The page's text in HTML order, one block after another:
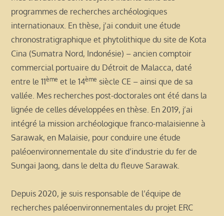
programmes de recherches archéologiques
internationaux. En thèse, j’ai conduit une étude
chronostratigraphique et phytolithique du site de Kota
Cina (Sumatra Nord, Indonésie) – ancien comptoir
commercial portuaire du Détroit de Malacca, daté
entre le 11ème et le 14ème siècle CE – ainsi que de sa
vallée. Mes recherches post-doctorales ont été dans la
lignée de celles développées en thèse. En 2019, j’ai
intégré la mission archéologique franco-malaisienne à
Sarawak, en Malaisie, pour conduire une étude
paléoenvironnementale du site d’industrie du fer de
Sungai Jaong, dans le delta du fleuve Sarawak.
Depuis 2020, je suis responsable de l’équipe de
recherches paléoenvironnementales du projet ERC